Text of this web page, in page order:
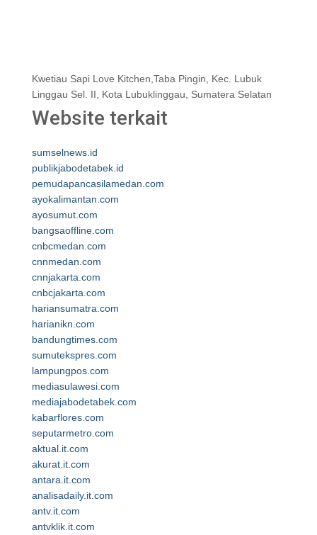
Kwetiau Sapi Love Kitchen,Taba Pingin, Kec. Lubuk
Linggau Sel. II, Kota Lubuklinggau, Sumatera Selatan
Website terkait
sumselnews.id
publikjabodetabek.id
pemudapancasilamedan.com
ayokalimantan.com
ayosumut.com
bangsaoffline.com
cnbcmedan.com
cnnmedan.com
cnnjakarta.com
cnbcjakarta.com
hariansumatra.com
harianikn.com
bandungtimes.com
sumutekspres.com
lampungpos.com
mediasulawesi.com
mediajabodetabek.com
kabarflores.com
seputarmetro.com
aktual.it.com
akurat.it.com
antara.it.com
analisadaily.it.com
antv.it.com
antvklik.it.com